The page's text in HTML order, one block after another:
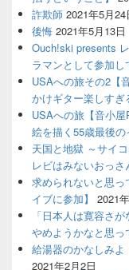
詐欺師 2021年5月24
後悔 2021年5月13日
Ouch!ski presents
ラマンとして参加し
USAへの旅その2【
かけギター楽しすぎ
USAへの旅【音小屋
絵を描く55歳最後の
天国と地獄 ～サイ
レビはみないおっさ
求められないと思
イブに参加】
2021
「日本人は寛容さ
やめようかなと思
給湯器のかなしみよ
2021年2月2日